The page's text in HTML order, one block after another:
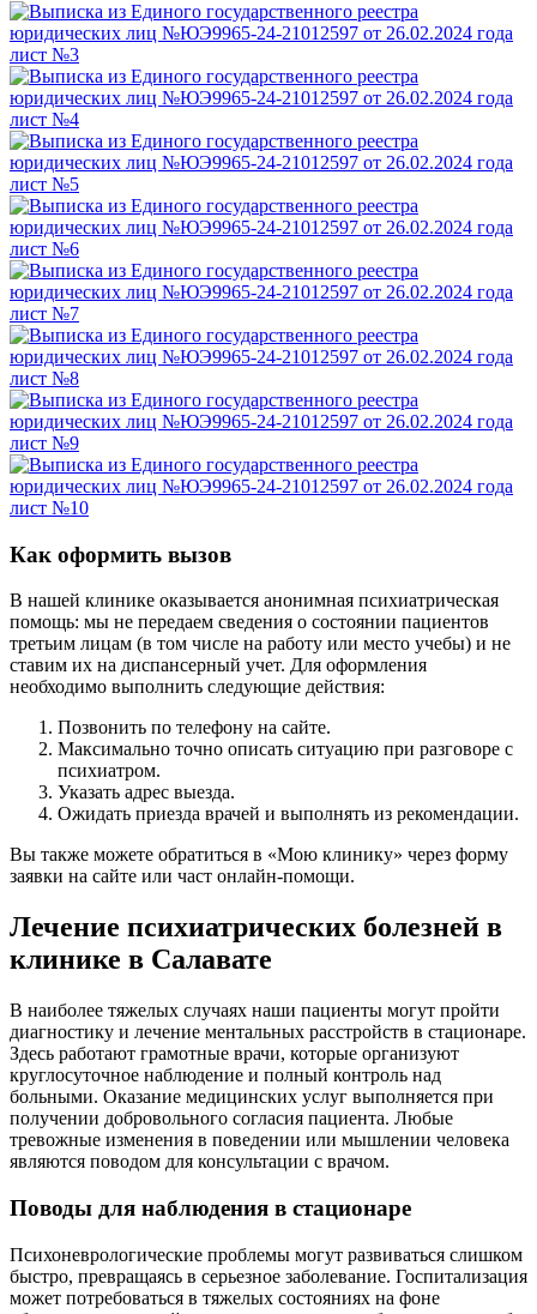
Как оформить вызов
В нашей клинике оказывается анонимная психиатрическая
помощь: мы не передаем сведения о состоянии пациентов
третьим лицам (в том числе на работу или место учебы) и не
ставим их на диспансерный учет. Для оформления
необходимо выполнить следующие действия:
Позвонить по телефону на сайте.
Максимально точно описать ситуацию при разговоре с
психиатром.
Указать адрес выезда.
Ожидать приезда врачей и выполнять из рекомендации.
Вы также можете обратиться в «Мою клинику» через форму
заявки на сайте или част онлайн-помощи.
Лечение психиатрических болезней в
клинике в Салавате
В наиболее тяжелых случаях наши пациенты могут пройти
диагностику и лечение ментальных расстройств в стационаре.
Здесь работают грамотные врачи, которые организуют
круглосуточное наблюдение и полный контроль над
больными. Оказание медицинских услуг выполняется при
получении добровольного согласия пациента. Любые
тревожные изменения в поведении или мышлении человека
являются поводом для консультации с врачом.
Поводы для наблюдения в стационаре
Психоневрологические проблемы могут развиваться слишком
быстро, превращаясь в серьезное заболевание. Госпитализация
может потребоваться в тяжелых состояниях на фоне